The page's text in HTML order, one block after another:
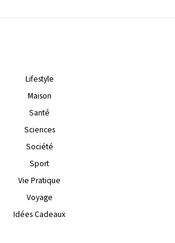
Lifestyle
Maison
Santé
Sciences
Société
Sport
Vie Pratique
Voyage
Idées Cadeaux